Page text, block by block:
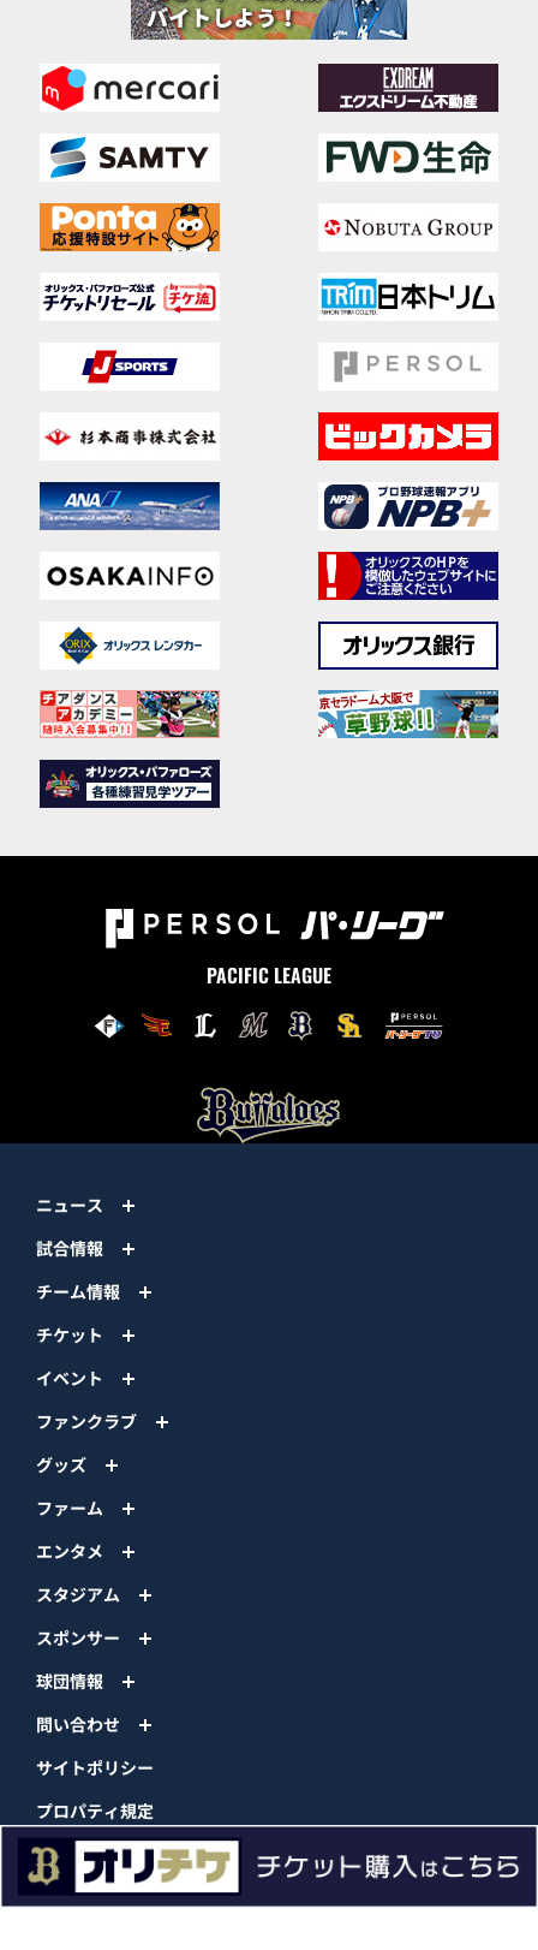
PACIFIC LEAGUE
ニュース
試合情報
チーム情報
チケット
イベント
ファンクラブ
グッズ
ファーム
エンタメ
スタジアム
スポンサー
球団情報
問い合わせ
サイトポリシー
プロパティ規定
プライバシーポリシー
BPB DX